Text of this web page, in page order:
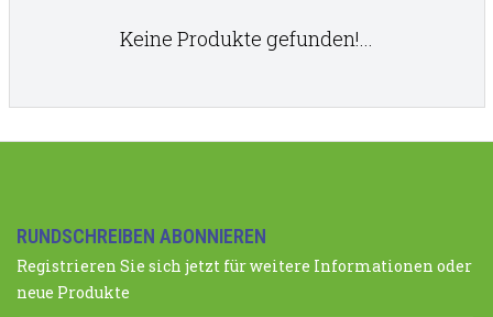
Keine Produkte gefunden!...
RUNDSCHREIBEN ABONNIEREN
Registrieren Sie sich jetzt für weitere Informationen oder
neue Produkte